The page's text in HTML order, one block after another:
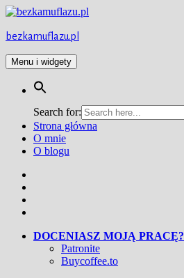
Przejdź
treści
bezkamuflazu.pl
Menu i widgety
Search for:
Strona główna
O mnie
O blogu
DOCENIASZ MOJĄ PRACĘ?
Patronite
Buycoffee.to